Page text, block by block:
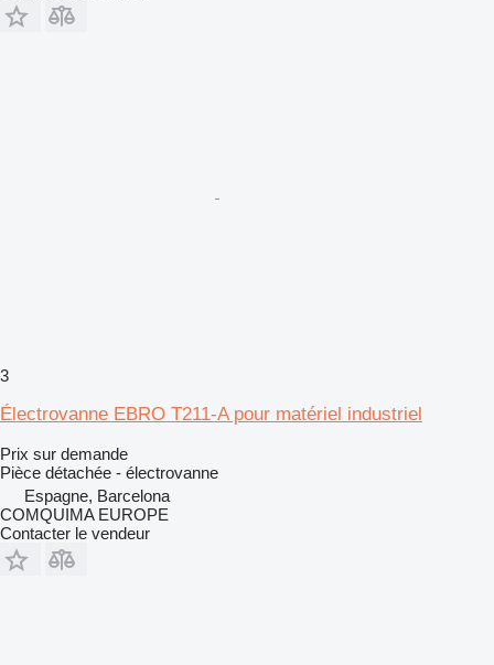
3
Électrovanne EBRO T211-A pour matériel industriel
Prix sur demande
Pièce détachée - électrovanne
Espagne, Barcelona
COMQUIMA EUROPE
Contacter le vendeur